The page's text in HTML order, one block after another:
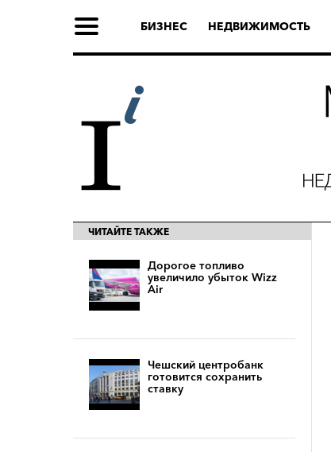
БИЗНЕС НЕДВИЖИМОСТЬ
ЧИТАЙТЕ ТАКЖЕ
Дорогое топливо
увеличило убыток Wizz
Air
Чешский центробанк
готовится сохранить
ставку